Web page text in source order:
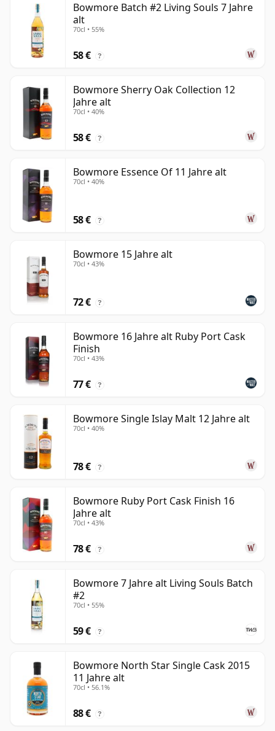
Bowmore Batch #2 Living Souls 7 Jahre
alt
70cl • 55%
58 € ?
Bowmore Sherry Oak Collection 12
Jahre alt
70cl • 40%
58 € ?
Bowmore Essence Of 11 Jahre alt
70cl • 40%
58 € ?
Bowmore 15 Jahre alt
70cl • 43%
72 € ?
Bowmore 16 Jahre alt Ruby Port Cask
Finish
70cl • 43%
77 € ?
Bowmore Single Islay Malt 12 Jahre alt
70cl • 40%
78 € ?
Bowmore Ruby Port Cask Finish 16
Jahre alt
70cl • 43%
78 € ?
Bowmore 7 Jahre alt Living Souls Batch
#2
70cl • 55%
59 € ?
Bowmore North Star Single Cask 2015
11 Jahre alt
70cl • 56.1%
88 € ?